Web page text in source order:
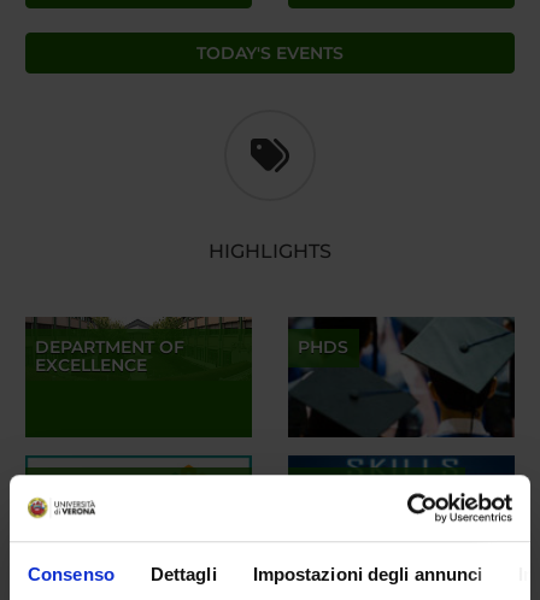
Consenso Dettagli Impostazioni degli annunci
TODAY'S EVENTS
HIGHLIGHTS
DEPARTMENT OF
EXCELLENCE
PHDS
NETWORKS